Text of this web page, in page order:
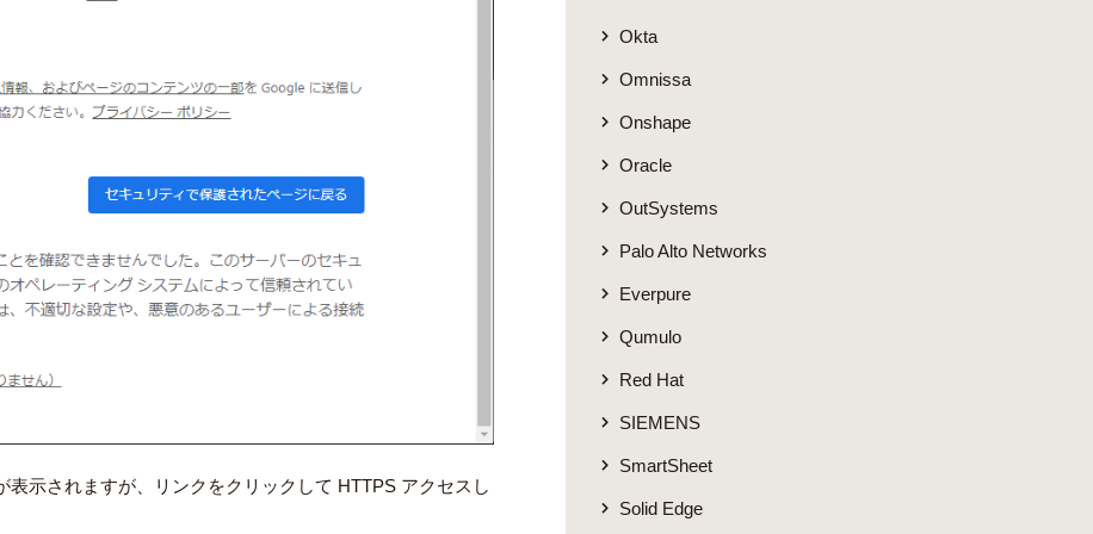
示されますが、リンクをクリックして HTTPS アクセスし
Okta
Omnissa
Onshape
Oracle
OutSystems
Palo Alto Networks
Everpure
Qumulo
Red Hat
SIEMENS
SmartSheet
Solid Edge